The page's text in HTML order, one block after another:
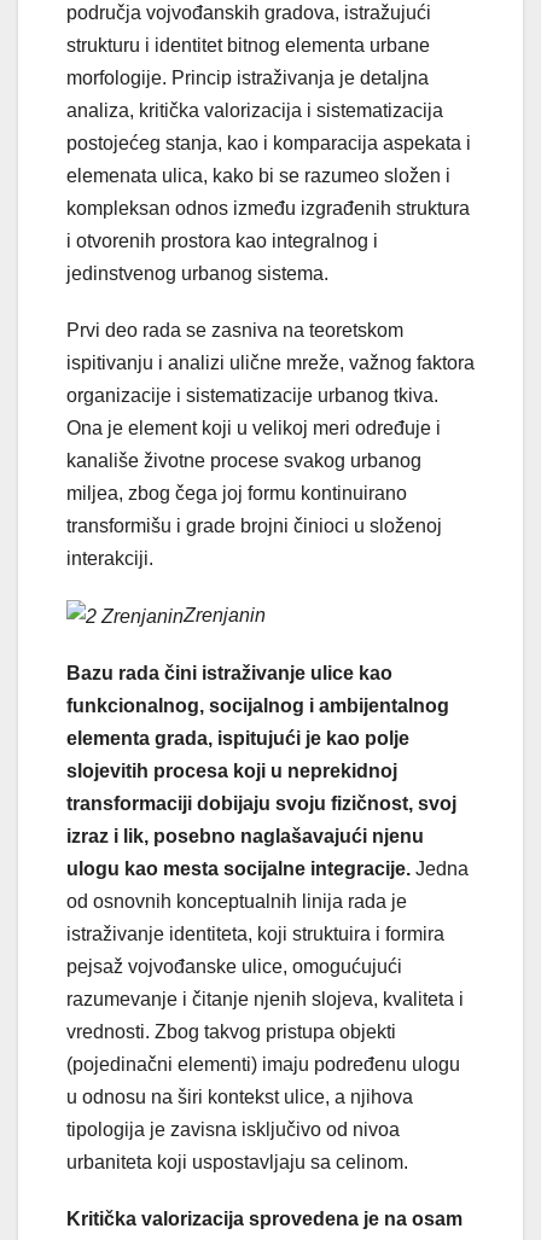
područja vojvođanskih gradova, istražujući
strukturu i identitet bitnog elementa urbane
morfologije. Princip istraživanja je detaljna
analiza, kritička valorizacija i sistematizacija
postojećeg stanja, kao i komparacija aspekata i
elemenata ulica, kako bi se razumeo složen i
kompleksan odnos između izgrađenih struktura
i otvorenih prostora kao integralnog i
jedinstvenog urbanog sistema.
Prvi deo rada se zasniva na teoretskom
ispitivanju i analizi ulične mreže, važnog faktora
organizacije i sistematizacije urbanog tkiva.
Ona je element koji u velikoj meri određuje i
kanališe životne procese svakog urbanog
miljea, zbog čega joj formu kontinuirano
transformišu i grade brojni činioci u složenoj
interakciji.
Zrenjanin
Bazu rada čini istraživanje ulice kao
funkcionalnog, socijalnog i ambijentalnog
elementa grada, ispitujući je kao polje
slojevitih procesa koji u neprekidnoj
transformaciji dobijaju svoju fizičnost, svoj
izraz i lik, posebno naglašavajući njenu
ulogu kao mesta socijalne integracije. Jedna
od osnovnih konceptualnih linija rada je
istraživanje identiteta, koji struktuira i formira
pejsaž vojvođanske ulice, omogućujući
razumevanje i čitanje njenih slojeva, kvaliteta i
vrednosti. Zbog takvog pristupa objekti
(pojedinačni elementi) imaju podređenu ulogu
u odnosu na širi kontekst ulice, a njihova
tipologija je zavisna isključivo od nivoa
urbaniteta koji uspostavljaju sa celinom.
Kritička valorizacija sprovedena je na osam